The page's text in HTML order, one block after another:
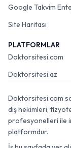
Google Takvim
Site Haritası
PLATFORMLAR
Doktorsitesi.com
Doktorsitesi.az
Doktorsitesi.com
diş hekimleri,
profesyonelleri ile
platformdur.